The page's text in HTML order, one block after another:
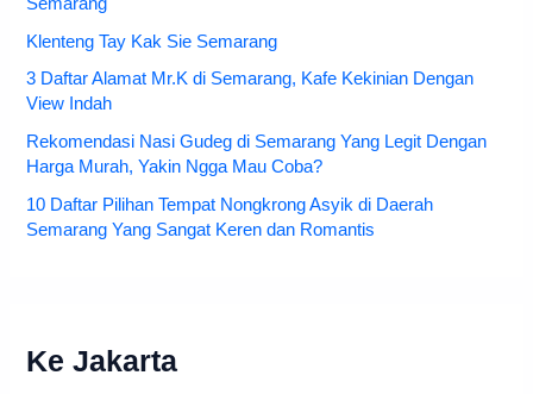
Klenteng Tay Kak Sie Semarang
3 Daftar Alamat Mr.K di Semarang, Kafe Kekinian Dengan
View Indah
Rekomendasi Nasi Gudeg di Semarang Yang Legit Dengan
Harga Murah, Yakin Ngga Mau Coba?
10 Daftar Pilihan Tempat Nongkrong Asyik di Daerah
Semarang Yang Sangat Keren dan Romantis
Ke Jakarta